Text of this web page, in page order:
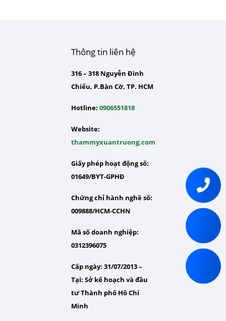
Thông tin liên hệ
316 – 318 Nguyễn Đình
Chiểu, P.Bàn Cờ, TP. HCM
Hotline: 0906551818
Website:
thammyxuantruong.com
Giấy phép hoạt động số:
01649/BYT-GPHĐ
Chứng chỉ hành nghề số:
009888/HCM-CCHN
Mã số doanh nghiệp:
0312396075
Cấp ngày: 31/07/2013 –
Tại: Sở kế hoạch và đầu
tư Thành phố Hồ Chí
Minh